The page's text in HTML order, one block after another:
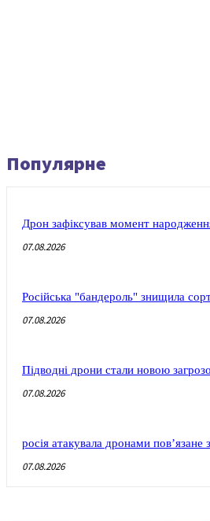
Популярне
Дрон зафіксував момент
07.08.2026
Російська "бандероль" знищила
07.08.2026
Підводні дрони стали новою
07.08.2026
росія атакувала дронами
07.08.2026